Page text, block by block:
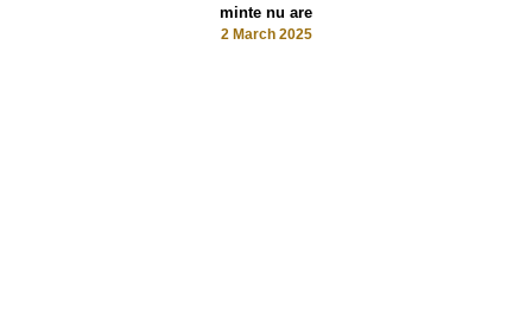
minte nu are
2 March 2025